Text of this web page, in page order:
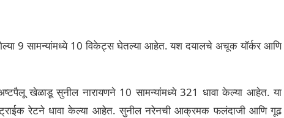
9 सामन्यांमध्ये 10 विकेट्स घेतल्या आहेत. यश दयालचे अचूक यॉर्कर आणि
खेळाडू सुनील नारायणने 10 सामन्यांमध्ये 321 धावा केल्या आहेत. या
रेटने धावा केल्या आहेत. सुनील नरेनची आक्रमक फलंदाजी आणि गूढ